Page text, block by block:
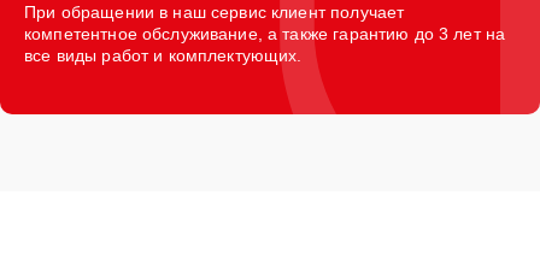
При обращении в наш сервис клиент получает
компетентное обслуживание, а также гарантию до 3 лет на
все виды работ и комплектующих.